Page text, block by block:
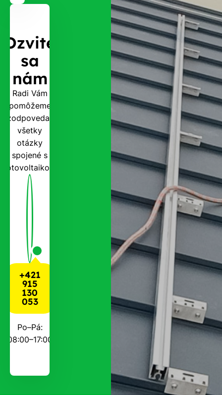
Ozvite
sa
nám
Radi Vám
pomôžeme
zodpovedať
všetky
otázky
spojené s
fotovoltaikou.
+421
915
130
053
Po–Pá:
08:00–17:00